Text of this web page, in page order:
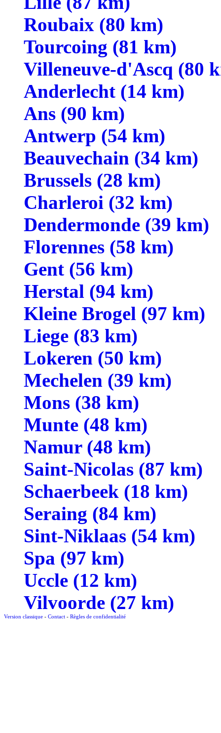
Roubaix (80 km)
Tourcoing (81 km)
Villeneuve-d'Ascq (80
Anderlecht (14 km)
Ans (90 km)
Antwerp (54 km)
Beauvechain (34 km)
Brussels (28 km)
Charleroi (32 km)
Dendermonde (39 km)
Florennes (58 km)
Gent (56 km)
Herstal (94 km)
Kleine Brogel (97 km)
Liege (83 km)
Lokeren (50 km)
Mechelen (39 km)
Mons (38 km)
Munte (48 km)
Namur (48 km)
Saint-Nicolas (87 km)
Schaerbeek (18 km)
Seraing (84 km)
Sint-Niklaas (54 km)
Spa (97 km)
Uccle (12 km)
Vilvoorde (27 km)
Version classique - Contact - Règles de confidentialité